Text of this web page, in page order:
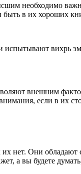
необходимо
быть в их хороших
вихрь
внешним
если в их
нет. Они
а вы будете